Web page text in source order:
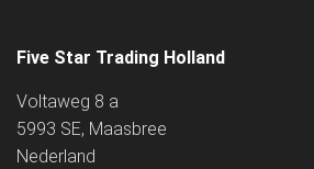
Five Star Trading Holland
Voltaweg 8 a
5993 SE, Maasbree
Nederland